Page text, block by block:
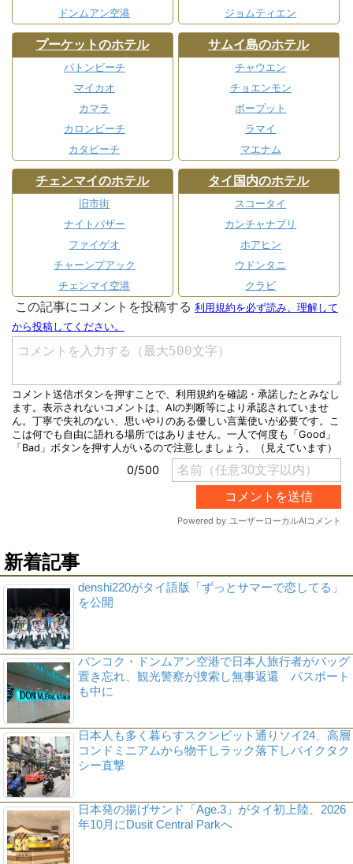
ドンムアン空港
ジョムティエン
プーケットのホテル
パトンビーチ
マイカオ
カマラ
カロンビーチ
カタビーチ
サムイ島のホテル
チャウエン
チョエンモン
ボープット
ラマイ
マエナム
チェンマイのホテル
旧市街
ナイトバザー
ファイゲオ
チャーンプアック
チェンマイ空港
タイ国内のホテル
スコータイ
カンチャナブリ
ホアヒン
ウドンタニ
クラビ
新着記事
denshi220がタイ語版「ずっとサマーで恋してる」
を公開
バンコク・ドンムアン空港で日本人旅行者がバッグ
置き忘れ、観光警察が捜索し無事返還 パスポート
も中に
日本人も多く暮らすスクンビット通りソイ24、高層
コンドミニアムから物干しラック落下しバイクタク
シー直撃
日本発の揚げサンド「Age.3」がタイ初上陸、2026
年10月にDusit Central Parkへ